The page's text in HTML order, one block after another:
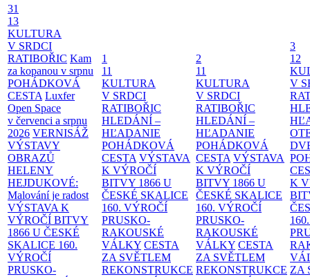
31
13
KULTURA
V SRDCI
RATIBOŘIC Kam
za kopanou v srpnu
POHÁDKOVÁ
CESTA Luxfer
Open Space
v červenci a srpnu
2026 VERNISÁŽ
VÝSTAVY
OBRAZŮ
HELENY
HEJDUKOVÉ:
Malování je radost
VÝSTAVA K
VÝROČÍ BITVY
1866 U ČESKÉ
SKALICE 160.
VÝROČÍ
PRUSKO-
1
11
KULTURA
V SRDCI
RATIBOŘIC
HLEDÁNÍ –
HĽADANIE
POHÁDKOVÁ
CESTA VÝSTAVA
K VÝROČÍ
BITVY 1866 U
ČESKÉ SKALICE
160. VÝROČÍ
PRUSKO-
RAKOUSKÉ
VÁLKY CESTA
ZA SVĚTLEM
REKONSTRUKCE
2
11
KULTURA
V SRDCI
RATIBOŘIC
HLEDÁNÍ –
HĽADANIE
POHÁDKOVÁ
CESTA VÝSTAVA
K VÝROČÍ
BITVY 1866 U
ČESKÉ SKALICE
160. VÝROČÍ
PRUSKO-
RAKOUSKÉ
VÁLKY CESTA
ZA SVĚTLEM
REKONSTRUKCE
3
12
V
K
ZA